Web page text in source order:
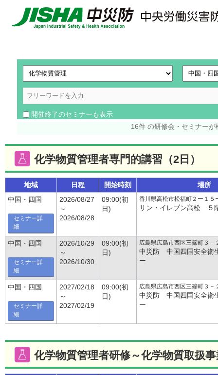
開催終了のセミナーも表示
16件 の研修会・セミナーが
化学物質管理者専門的講習（2日）
地域 日程 開始時刻
場所
中国・四国
セミナー詳
細
2026/08/27
～
2026/08/28
09:00(初
日)
香川県高松市松福町２ー１５
サン・イレブン高松 ５
中国・四国
セミナー詳
細
2026/10/29
～
2026/10/30
09:00(初
日)
広島県広島市西区三篠町３－
中災防 中国四国安全衛
ー
中国・四国
セミナー詳
細
2027/02/18
～
2027/02/19
09:00(初
日)
広島県広島市西区三篠町３－
中災防 中国四国安全衛
ー
化学物質管理者研修～化学物質取扱